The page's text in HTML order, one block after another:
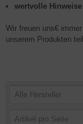
wertvolle
Wir freuen uns€
unserem Produkten
Alle Hersteller
Artikel pro Seite